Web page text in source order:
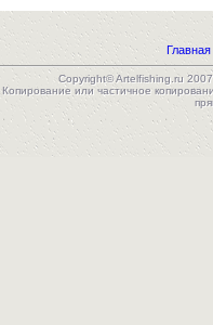
Главная
Copyright© Artelfishing.ru
Копирование или частичное